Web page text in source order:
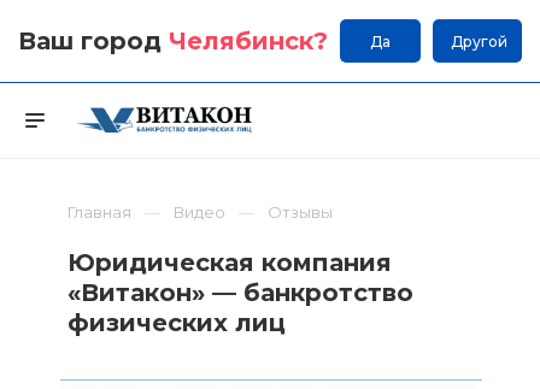
Ваш город Челябинск? Да Другой
Главная Видео Отзывы
Юридическая компания
«Витакон» — банкротство
физических лиц